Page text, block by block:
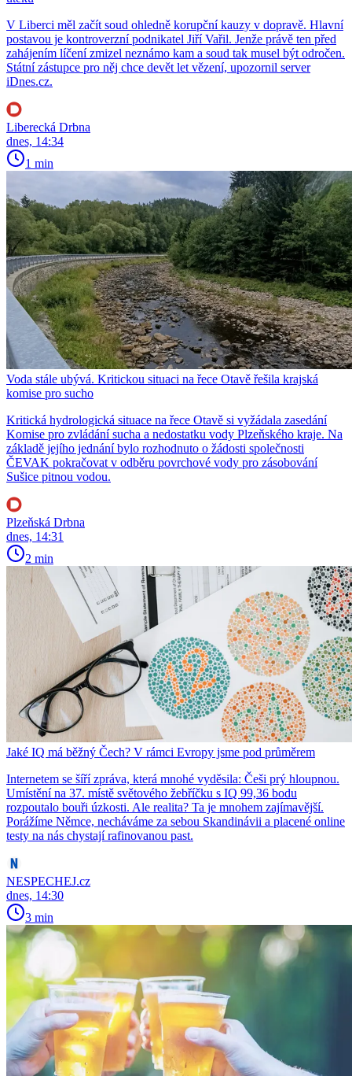
V Liberci měl začít soud ohledně korupční kauzy v dopravě. Hlavní
postavou je kontroverzní podnikatel Jiří Vařil. Jenže právě ten před
zahájením líčení zmizel neznámo kam a soud tak musel být odročen.
Státní zástupce pro něj chce devět let vězení, upozornil server
iDnes.cz.
Liberecká Drbna
dnes, 14:34
1 min
Voda stále ubývá. Kritickou situaci na řece Otavě řešila krajská
komise pro sucho
Kritická hydrologická situace na řece Otavě si vyžádala zasedání
Komise pro zvládání sucha a nedostatku vody Plzeňského kraje. Na
základě jejího jednání bylo rozhodnuto o žádosti společnosti
ČEVAK pokračovat v odběru povrchové vody pro zásobování
Sušice pitnou vodou.
Plzeňská Drbna
dnes, 14:31
2 min
Jaké IQ má běžný Čech? V rámci Evropy jsme pod průměrem
Internetem se šíří zpráva, která mnohé vyděsila: Češi prý hloupnou.
Umístění na 37. místě světového žebříčku s IQ 99,36 bodu
rozpoutalo bouři úzkosti. Ale realita? Ta je mnohem zajímavější.
Porážíme Němce, necháváme za sebou Skandinávii a placené online
testy na nás chystají rafinovanou past.
NESPECHEJ.cz
dnes, 14:30
3 min